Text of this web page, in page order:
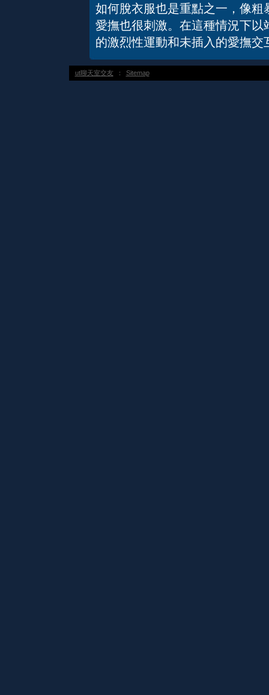
如何脫衣服也是重點之一，像
愛撫也很刺激。在這種情況下
的激烈性運動和未插入的愛撫
ut聊天室交友 ： Sitemap